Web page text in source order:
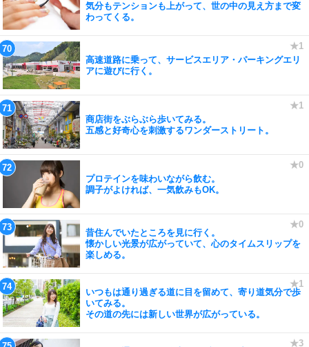
気分もテンションも上がって、世の中の見え方まで変
わってくる。
高速道路に乗って、サービスエリア・パーキングエリ
アに遊びに行く。
商店街をぶらぶら歩いてみる。
五感と好奇心を刺激するワンダーストリート。
プロテインを味わいながら飲む。
調子がよければ、一気飲みもOK。
昔住んでいたところを見に行く。
懐かしい光景が広がっていて、心のタイムスリップを
楽しめる。
いつもは通り過ぎる道に目を留めて、寄り道気分で歩
いてみる。
その道の先には新しい世界が広がっている。